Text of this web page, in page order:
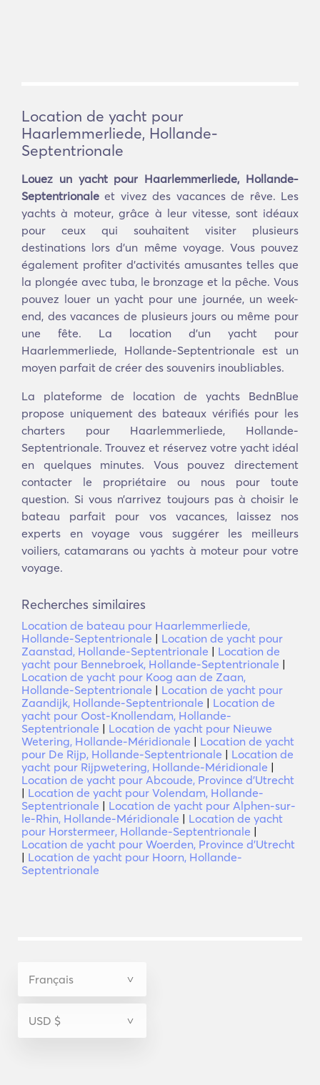
Location de yacht pour
Haarlemmerliede, Hollande-
Septentrionale
Louez un yacht pour Haarlemmerliede, Hollande-
Septentrionale et vivez des vacances de rêve. Les
yachts à moteur, grâce à leur vitesse, sont idéaux
pour ceux qui souhaitent visiter plusieurs
destinations lors d'un même voyage. Vous pouvez
également profiter d'activités amusantes telles que
la plongée avec tuba, le bronzage et la pêche. Vous
pouvez louer un yacht pour une journée, un week-
end, des vacances de plusieurs jours ou même pour
une fête. La location d'un yacht pour
Haarlemmerliede, Hollande-Septentrionale est un
moyen parfait de créer des souvenirs inoubliables.
La plateforme de location de yachts BednBlue
propose uniquement des bateaux vérifiés pour les
charters pour Haarlemmerliede, Hollande-
Septentrionale. Trouvez et réservez votre yacht idéal
en quelques minutes. Vous pouvez directement
contacter le propriétaire ou nous pour toute
question. Si vous n’arrivez toujours pas à choisir le
bateau parfait pour vos vacances, laissez nos
experts en voyage vous suggérer les meilleurs
voiliers, catamarans ou yachts à moteur pour votre
voyage.
Recherches similaires
Location de bateau pour Haarlemmerliede,
Hollande-Septentrionale | Location de yacht pour
Zaanstad, Hollande-Septentrionale | Location de
yacht pour Bennebroek, Hollande-Septentrionale |
Location de yacht pour Koog aan de Zaan,
Hollande-Septentrionale | Location de yacht pour
Zaandijk, Hollande-Septentrionale | Location de
yacht pour Oost-Knollendam, Hollande-
Septentrionale | Location de yacht pour Nieuwe
Wetering, Hollande-Méridionale | Location de yacht
pour De Rijp, Hollande-Septentrionale | Location de
yacht pour Rijpwetering, Hollande-Méridionale |
Location de yacht pour Abcoude, Province d'Utrecht
| Location de yacht pour Volendam, Hollande-
Septentrionale | Location de yacht pour Alphen-sur-
le-Rhin, Hollande-Méridionale | Location de yacht
pour Horstermeer, Hollande-Septentrionale |
Location de yacht pour Woerden, Province d'Utrecht
| Location de yacht pour Hoorn, Hollande-
Septentrionale